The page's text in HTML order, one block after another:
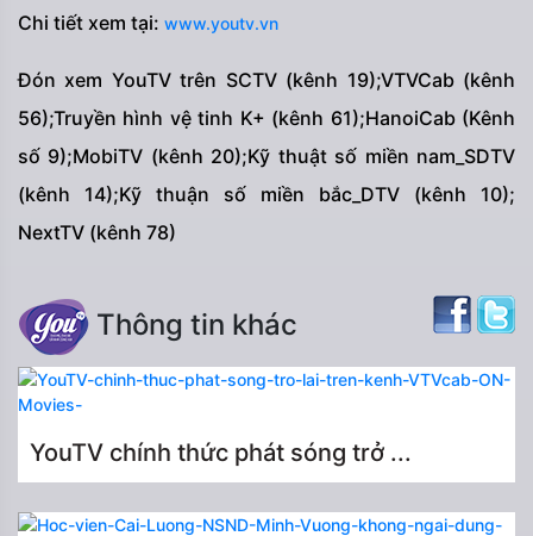
Chi tiết xem tại: www.youtv.vn
Đón xem YouTV trên SCTV (kênh 19);VTVCab (kênh
56);Truyền hình vệ tinh K+ (kênh 61);HanoiCab (Kênh
số 9);MobiTV (kênh 20);Kỹ thuật số miền nam_SDTV
(kênh 14);Kỹ thuận số miền bắc_DTV (kênh 10);
NextTV (kênh 78)
Thông tin khác
YouTV chính thức phát sóng trở ...